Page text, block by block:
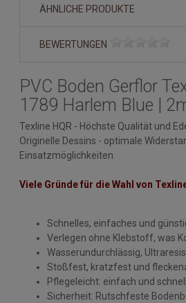
ÄHNLICHE PRODUKTE
BEWERTUNGEN
PVC Boden Gerflor
1789 Harlem Blue |
Texline HQR - Höchste Qualität und
Originelle Dessins - optimale
Einsatzmöglichkeiten
Viele Gründe für die Wahl von
Schnelles, einfaches und
Verlegen ohne Klebstoff, was
Wasserundurchlässig,
Stoßfest, kratzfest und
Pflegeleicht: einfach und
Sicherheit: Rutschfeste